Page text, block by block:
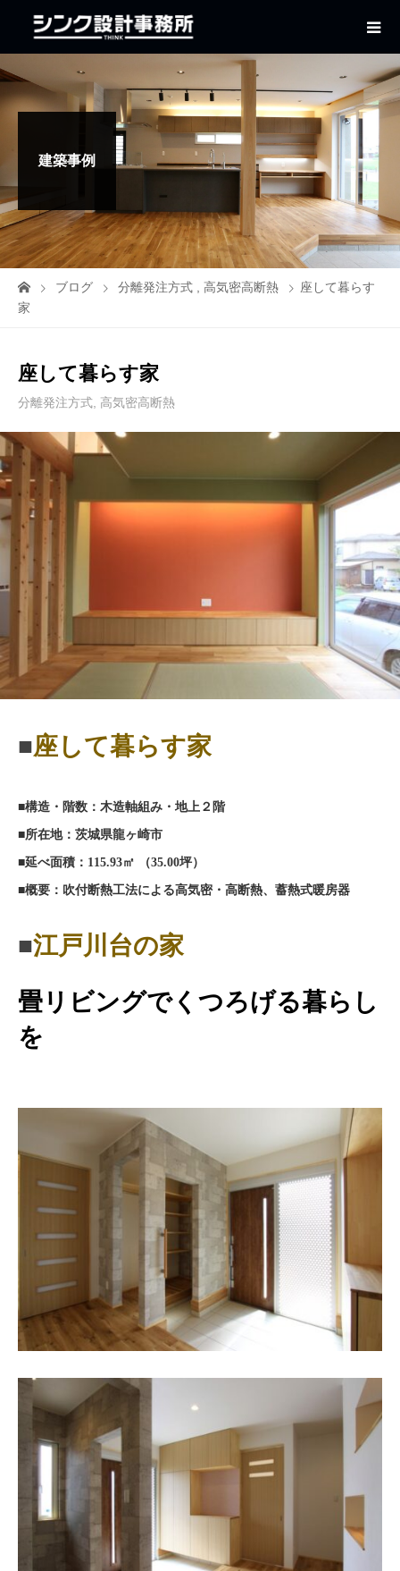
建築事例
ブログ 分離発注方式 高気密高断熱
座して暮らす
家
座して暮らす家
分離発注方式 高気密高断熱
■座して暮らす家
■構造・階数：木造軸組み・地上２階
■所在地：茨城県龍ヶ崎市
■延べ面積： 115.93㎡ （35.00坪）
■概要：吹付断熱工法による高気密・高断熱、蓄熱式暖房器
■江戸川台の家
畳リビングでくつろげる暮らし
を